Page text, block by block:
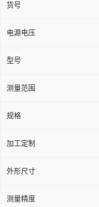
货号
电源电压
型号
测量范围
规格
加工定制
外形尺寸
测量精度